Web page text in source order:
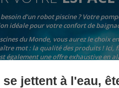
besoin d’un robot piscine ? Votre
idéale pour votre confort de
du Monde, vous aurez le choix
mot : la qualité des produits !
également une offre exhaustive en
jettent à l'eau,